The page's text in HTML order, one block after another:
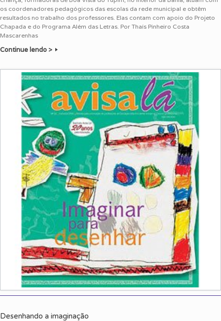
os coordenadores pedagógicos das escolas da rede municipal e obtêm
resultados no trabalho dos professores. Elas contam com apoio do Projeto
Chapada e do Programa Além das Letras. Por Thaís Pinheiro Costa
Mascarenhas
Continue lendo >
Desenhando a imaginação